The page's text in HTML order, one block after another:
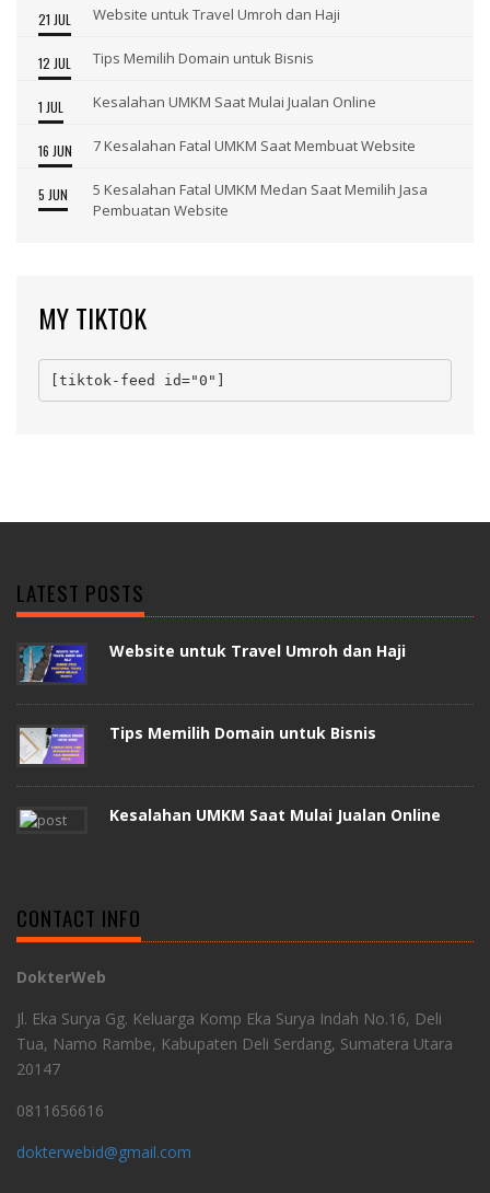
21 JUL Website untuk Travel Umroh dan Haji
12 JUL Tips Memilih Domain untuk Bisnis
1 JUL Kesalahan UMKM Saat Mulai Jualan Online
16 JUN 7 Kesalahan Fatal UMKM Saat Membuat Website
5 JUN
5 Kesalahan Fatal UMKM Medan Saat Memilih Jasa
Pembuatan Website
MY TIKTOK
[tiktok-feed id="0"]
LATEST POSTS
Website untuk Travel Umroh dan Haji
Tips Memilih Domain untuk Bisnis
Kesalahan UMKM Saat Mulai Jualan Online
CONTACT INFO
DokterWeb
Jl. Eka Surya Gg. Keluarga Komp Eka Surya Indah No.16, Deli
Tua, Namo Rambe, Kabupaten Deli Serdang, Sumatera Utara
20147
0811656616
dokterwebid@gmail.com